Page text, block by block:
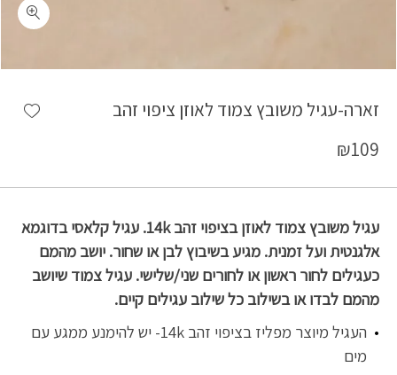
זארה-עגיל משובץ צמוד לאוזן ציפוי זהב
₪109
עגיל משובץ צמוד לאוזן בציפוי זהב 14k. עגיל קלאסי בדוגמא
אלגנטית ועל זמנית. מגיע בשיבוץ לבן או שחור. יושב מהמם
כעגילים לחור ראשון או לחורים שני/שלישי. עגיל צמוד שיושב
מהמם לבדו או בשילוב כל שילוב עגילים קיים.
העגיל מיוצר מפליז בציפוי זהב 14k- יש להימנע ממגע עם
מים